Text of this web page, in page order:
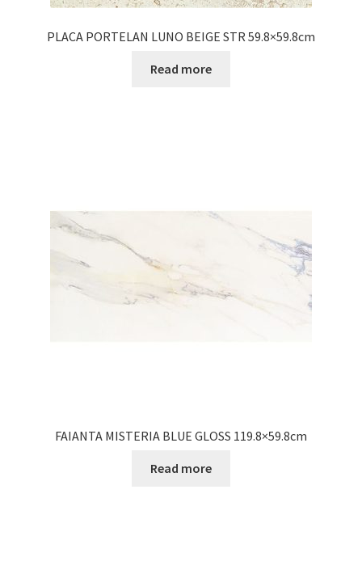
PLACA PORTELAN LUNO BEIGE STR 59.8×59.8cm
Read more
FAIANTA MISTERIA BLUE GLOSS 119.8×59.8cm
Read more